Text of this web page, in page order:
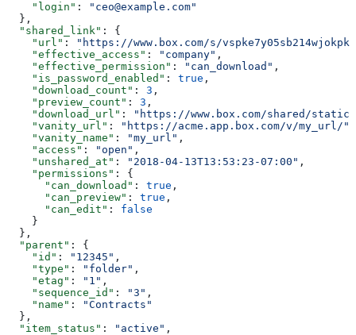
    "login"
:
"ceo@example.com"
  },
  "shared_link"
: {
    "url"
:
"https://www.box.com/s/vspke7y05sb214wjokpk"
    "effective_access"
: "company" ,
    "effective_permission"
: "can_download" ,
    "is_password_enabled"
: true ,
    "download_count"
: 3 ,
    "preview_count"
: 3 ,
    "download_url"
:
"https://www.box.com/shared/
    "vanity_url"
: "https://acme.app.box.com/v/my_url/"
    "vanity_name"
: "my_url" ,
    "access"
: "open" ,
    "unshared_at"
: "2018-04-13T13:53:23-07:00" ,
    "permissions"
: {
      "can_download"
: true ,
      "can_preview"
: true ,
      "can_edit"
: false
    }
  },
  "parent"
: {
    "id"
: "12345" ,
    "type"
: "folder" ,
    "etag"
: "1" ,
    "sequence_id"
: "3" ,
    "name"
:
"Contracts"
  },
  "item_status"
: "active" ,